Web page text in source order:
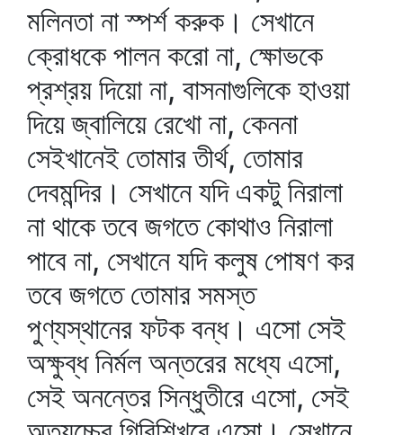
মলিনতা না স্পর্শ করুক। সেখানে
ক্রোধকে পালন করো না, ক্ষোভকে
প্রশ্রয় দিয়ো না, বাসনাগুলিকে হাওয়া
দিয়ে জ্বালিয়ে রেখো না, কেননা
সেইখানেই তোমার তীর্থ, তোমার
দেবমন্দির। সেখানে যদি একটু নিরালা
না থাকে তবে জগতে কোথাও নিরালা
পাবে না, সেখানে যদি কলুষ পোষণ কর
তবে জগতে তোমার সমস্ত
পুণ্যস্থানের ফটক বন্ধ। এসো সেই
অক্ষুব্ধ নির্মল অন্তরের মধ্যে এসো,
সেই অনন্তের সিন্ধুতীরে এসো, সেই